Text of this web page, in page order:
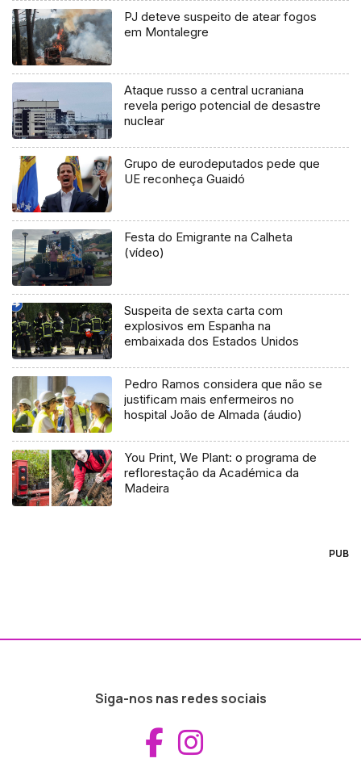
PJ deteve suspeito de atear fogos
em Montalegre
Ataque russo a central ucraniana
revela perigo potencial de desastre
nuclear
Grupo de eurodeputados pede que
UE reconheça Guaidó
Festa do Emigrante na Calheta
(vídeo)
Suspeita de sexta carta com
explosivos em Espanha na
embaixada dos Estados Unidos
Pedro Ramos considera que não se
justificam mais enfermeiros no
hospital João de Almada (áudio)
You Print, We Plant: o programa de
reflorestação da Académica da
Madeira
PUB
Siga-nos nas redes sociais
Aceder ao